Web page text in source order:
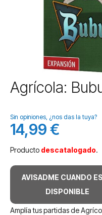
Saltar
al
de
la
galería
imágenes
Agrícola:
Sin opiniones, ¿nos das la tuya?
14,99 €
Producto descatalogado.
AVISADME CUANDO
DISPONIBLE
Amplía tus partidas de